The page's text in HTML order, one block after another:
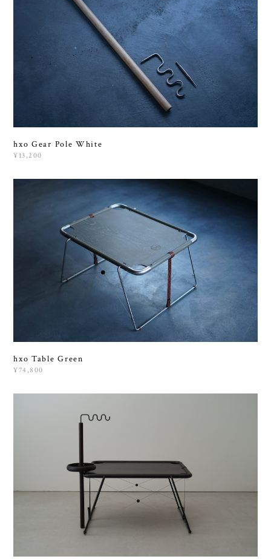
hxo Gear Pole White
¥13,200
hxo Table Green
¥74,800